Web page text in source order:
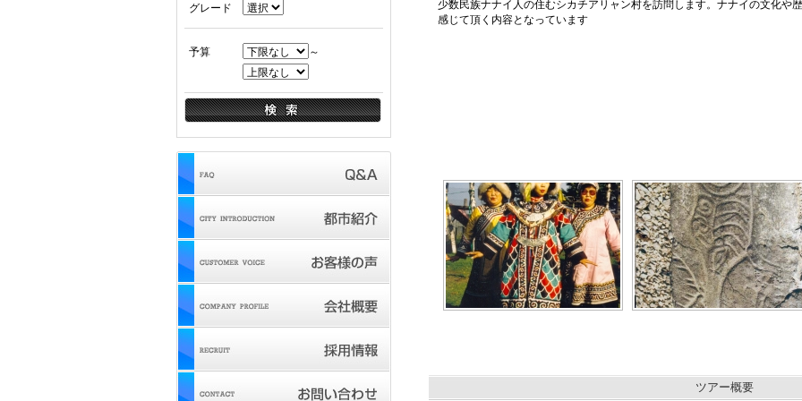
少数民族ナナイ人の住むシカチアリャン村を訪問します。ナナイの文化や
感じて頂く内容となっています
ツアー概要
グレード
予算 ～